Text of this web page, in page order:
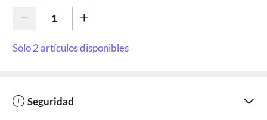
Solo 2 artículos disponibles
Seguridad